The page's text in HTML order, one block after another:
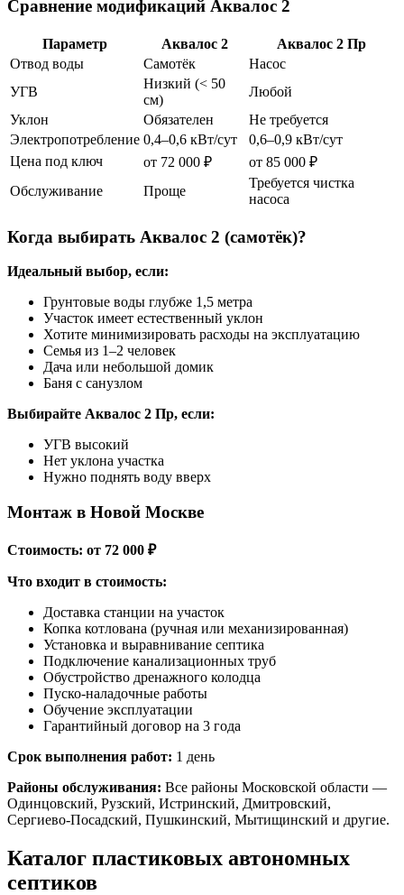
Сравнение модификаций Аквалос 2
Параметр Аквалос 2
Аквалос 2 Пр
Отвод воды
Самотёк
Насос
УГВ
Низкий (< 50
см)
Любой
Уклон
Обязателен
Не требуется
Электропотребление 0,4–0,6 кВт/сут
0,6–0,9 кВт/сут
Цена под ключ
от 72 000 ₽
от 85 000 ₽
Обслуживание
Проще
Требуется чистка
насоса
Когда выбирать Аквалос 2 (самотёк)?
Идеальный выбор, если:
Грунтовые воды глубже 1,5 метра
Участок имеет естественный уклон
Хотите минимизировать расходы на эксплуатацию
Семья из 1–2 человек
Дача или небольшой домик
Баня с санузлом
Выбирайте Аквалос 2 Пр, если:
УГВ высокий
Нет уклона участка
Нужно поднять воду вверх
Монтаж в Новой Москве
Стоимость: от 72 000 ₽
Что входит в стоимость:
Доставка станции на участок
Копка котлована (ручная или механизированная)
Установка и выравнивание септика
Подключение канализационных труб
Обустройство дренажного колодца
Пуско-наладочные работы
Обучение эксплуатации
Гарантийный договор на 3 года
Срок выполнения работ: 1 день
Районы обслуживания: Все районы Московской области —
Одинцовский, Рузский, Истринский, Дмитровский,
Сергиево-Посадский, Пушкинский, Мытищинский и другие.
Каталог пластиковых автономных
септиков